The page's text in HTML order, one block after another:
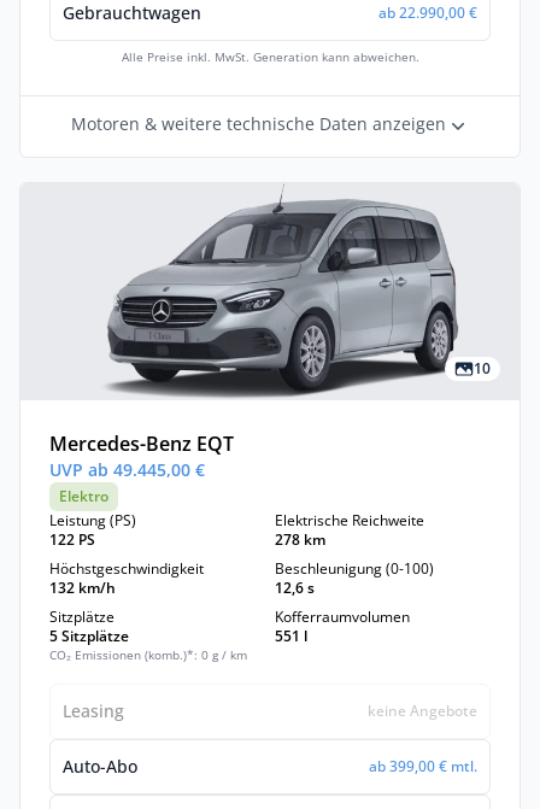
Gebrauchtwagen ab 22.990,00 €
Alle Preise inkl. MwSt. Generation kann abweichen.
Motoren & weitere technische Daten anzeigen
10
Mercedes-Benz EQT
UVP ab 49.445,00 €
Elektro
Leistung (PS)
122 PS
Elektrische Reichweite
278 km
Höchstgeschwindigkeit
132 km/h
Beschleunigung (0-100)
12,6 s
Sitzplätze
5 Sitzplätze
Kofferraumvolumen
551 l
CO₂ Emissionen (komb.)*: 0 g / km
Leasing keine Angebote
Auto-Abo ab 399,00 € mtl.